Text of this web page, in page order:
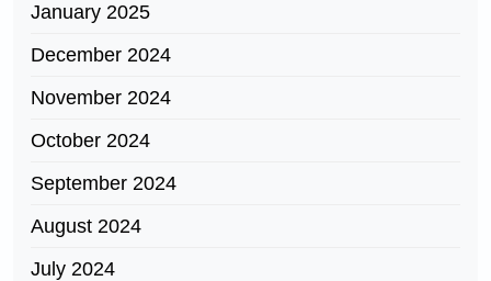
January 2025
December 2024
November 2024
October 2024
September 2024
August 2024
July 2024